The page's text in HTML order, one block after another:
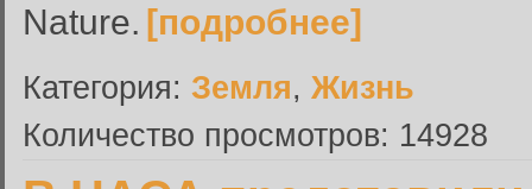
Nature. [подробнее]
Категория: Земля, Жизнь
Количество просмотров: 14928